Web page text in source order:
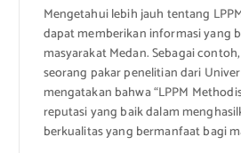
Mengetahui lebih jauh tentang
dapat memberikan informasi yang
masyarakat Medan. Sebagai
seorang pakar penelitian dari
mengatakan bahwa “LPPM
reputasi yang baik dalam
berkualitas yang bermanfaat bagi